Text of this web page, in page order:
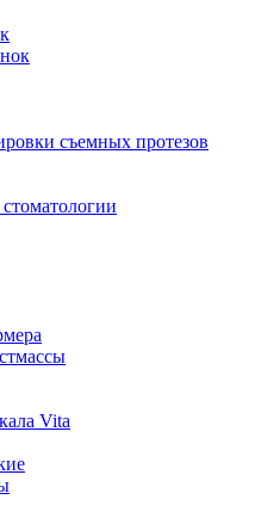
съемных протезов
Vita